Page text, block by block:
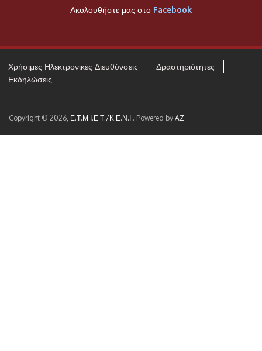
Ακολουθήστε μας στο Facebook
Χρήσιμες Ηλεκτρονικές Διευθύνσεις
Δραστηριότητες
Εκδηλώσεις
Copyright © 2026, Ε.Τ.Μ.Ι.Ε.Τ./Κ.Ε.Ν.Ι.. Powered by AZ.